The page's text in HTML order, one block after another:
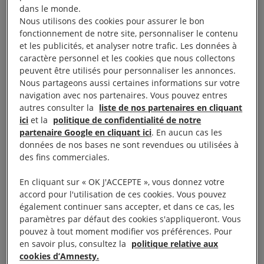
position critique à l’égard du gouvernement ont
même vu leur accès aux réseaux algériens bloqués.
Les autorités algériennes sont prêtes à tout pour
réduire au silence les voix critiques.
Harcèlement judiciaire de
journalistes
Ces derniers temps, de nombreux journalistes ont
été sanctionnés simplement pour avoir fait leur
travail. Le 10 août 2020, le tribunal de première
instance de Sidi M’hamed, à Alger, acondamné le
dans le monde.
Nous utilisons des cookies pour assurer le bon
fonctionnement de notre site, personnaliser le contenu
et les publicités, et analyser notre trafic. Les données à
caractère personnel et les cookies que nous collectons
peuvent être utilisés pour personnaliser les annonces.
Nous partageons aussi certaines informations sur votre
navigation avec nos partenaires. Vous pouvez entres
autres consulter la liste de nos partenaires en cliquant
ici et la politique de confidentialité de notre
partenaire Google en cliquant ici. En aucun cas les
données de nos bases ne sont revendues ou utilisées à
des fins commerciales.
En cliquant sur « OK J'ACCEPTE », vous donnez votre
accord pour l'utilisation de ces cookies. Vous pouvez
également continuer sans accepter, et dans ce cas, les
paramètres par défaut des cookies s'appliqueront. Vous
pouvez à tout moment modifier vos préférences. Pour
en savoir plus, consultez la politique relative aux
cookies d’Amnesty.